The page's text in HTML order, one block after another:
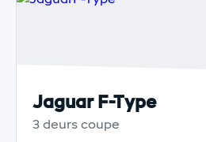
Jaguar F-Type
3 deurs coupe